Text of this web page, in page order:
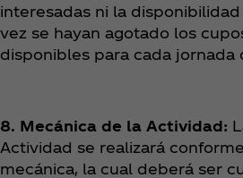
interesadas ni la
vez se hayan agotado los
disponibles para cada jornada
8. Mecánica de la Actividad:
Actividad se realizará
mecánica, la cual deberá ser